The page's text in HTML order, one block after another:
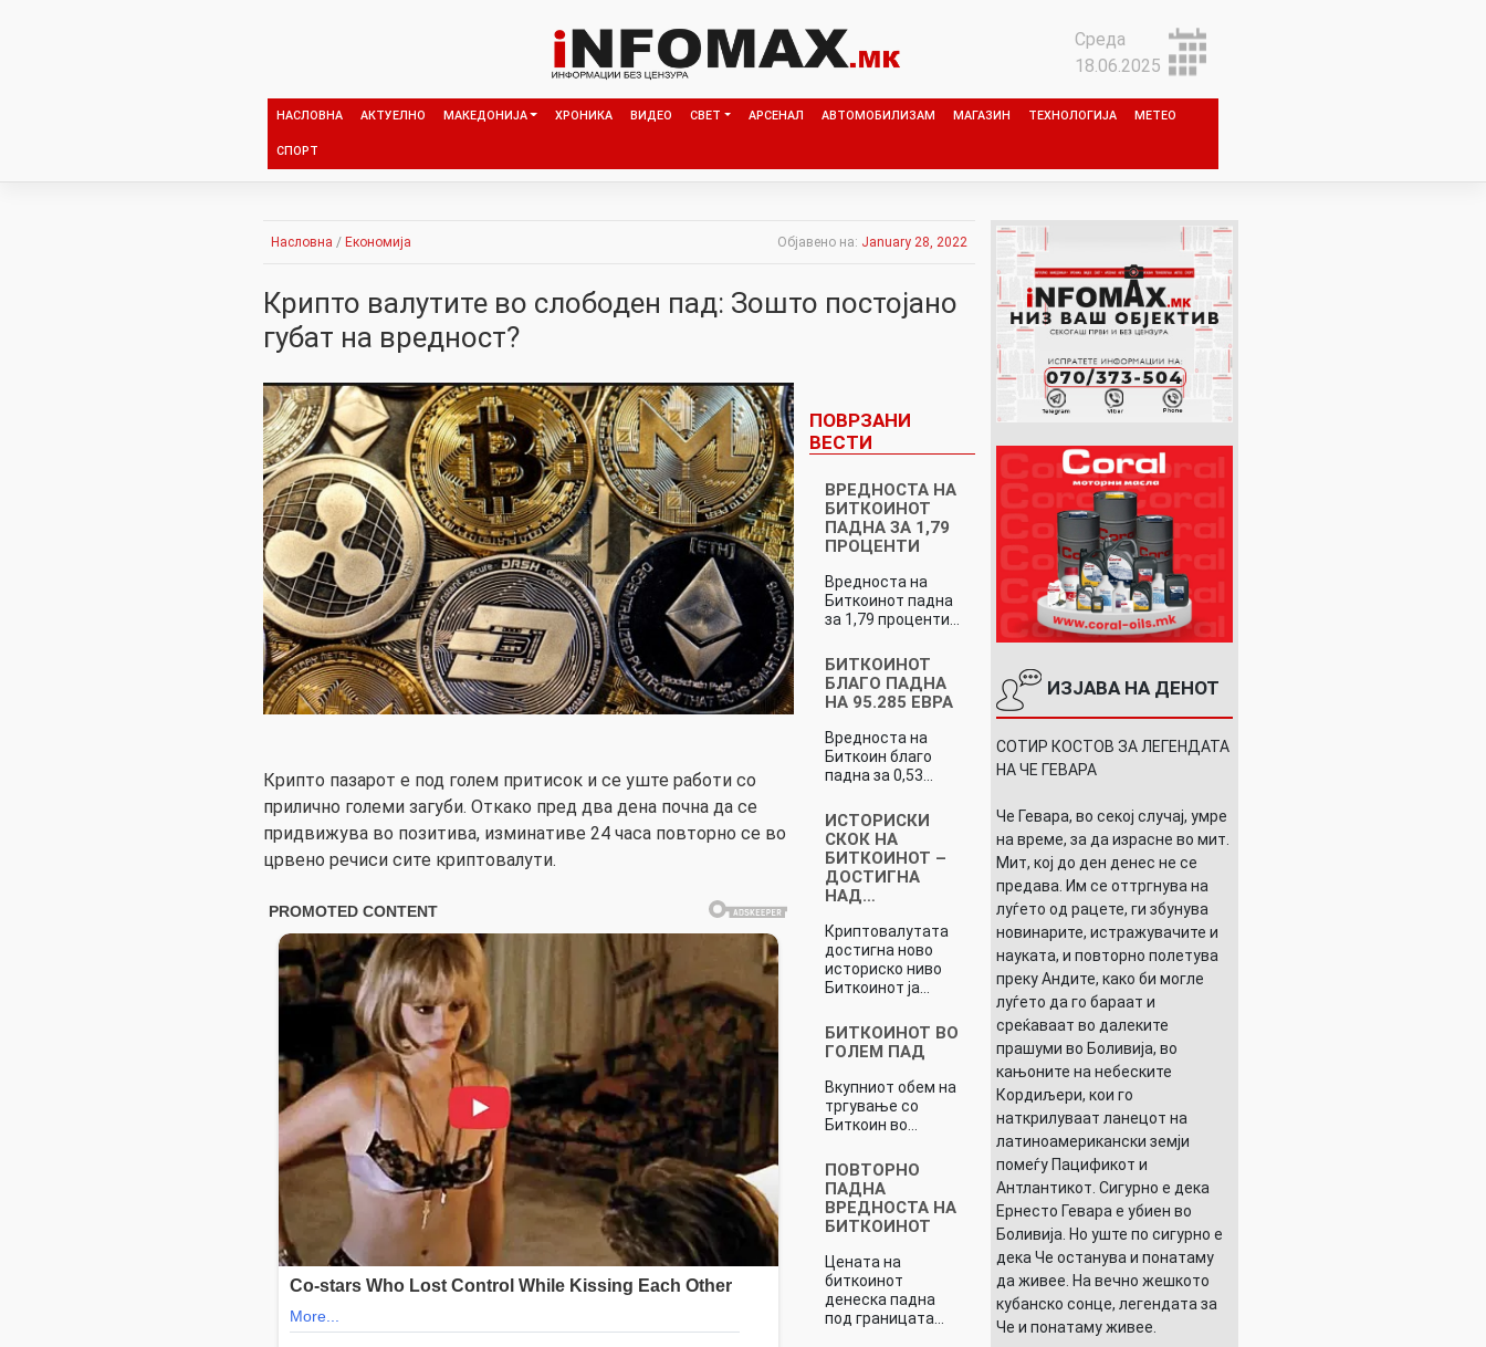
Среда
18.06.2025
НАСЛОВНА АКТУЕЛНО МАКЕДОНИЈА ХРОНИКА ВИДЕО СВЕТ АРСЕНАЛ АВТОМОБИЛИЗАМ МАГАЗИН ТЕХНОЛОГИЈА МЕТЕО
СПОРТ
Насловна / Економија Објавено на: January 28, 2022
Крипто валутите во слободен пад: Зошто постојано
губат на вредност?
Крипто пазарот е под голем притисок и се уште работи со
прилично големи загуби. Откако пред два дена почна да се
придвижува во позитива, изминативе 24 часа повторно се во
црвено речиси сите криптовалути.
ПОВРЗАНИ
ВЕСТИ
ВРЕДНОСТА НА
БИТКОИНОТ
ПАДНА ЗА 1,79
ПРОЦЕНТИ
Вредноста на
Биткоинот падна
за 1,79 проценти…
БИТКОИНОТ
БЛАГО ПАДНА
НА 95.285 ЕВРА
Вредноста на
Биткоин благо
падна за 0,53…
ИСТОРИСКИ
СКОК НА
БИТКОИНОТ –
ДОСТИГНА
НАД…
Криптовалутата
достигна ново
историско ниво
Биткоинот ја…
БИТКОИНОТ ВО
ГОЛЕМ ПАД
Вкупниот обем на
тргување со
Биткоин во…
ПОВТОРНО
ПАДНА
ВРЕДНОСТА НА
БИТКОИНОТ
Цената на
биткоинот
денеска падна
под границата…
ИЗЈАВА НА ДЕНОТ
СОТИР КОСТОВ ЗА ЛЕГЕНДАТА
НА ЧЕ ГЕВАРА
Че Гевара, во секој случај, умре
на време, за да израсне во мит.
Мит, кој до ден денес не се
предава. Им се оттргнува на
луѓето од рацете, ги збунува
новинарите, истражувачите и
науката, и повторно полетува
преку Андите, како би могле
луѓето да го бараат и
среќаваат во далеките
прашуми во Боливија, во
кањоните на небеските
Кордиљери, кои го
наткрилуваат ланецот на
латиноамерикански земји
помеѓу Пацификот и
Антлантикот. Сигурно е дека
Ернесто Гевара е убиен во
Боливија. Но уште по сигурно е
дека Че останува и понатаму
да живее. На вечно жешкото
кубанско сонце, легендата за
Че и понатаму живее.